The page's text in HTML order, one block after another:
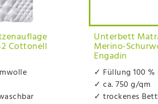
Cottonell
Unterbett
Merino-
Engadin
✓ Füllung 100
✓ ca. 750 g/qm
✓ trockenes